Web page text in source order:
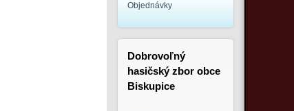
Objednávky
Dobrovoľný
hasičský zbor obce
Biskupice